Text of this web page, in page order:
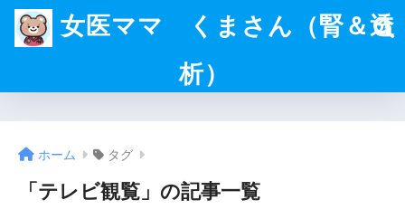
女医ママ くまさん（腎＆透
析）
ホーム タグ
「テレビ観覧」の記事一覧